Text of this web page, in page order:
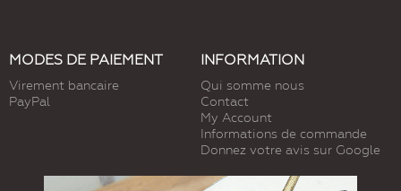
MODES DE PAIEMENT
Virement bancaire
PayPal
INFORMATION
Qui somme nous
Contact
My Account
Informations de commande
Donnez votre avis sur Google